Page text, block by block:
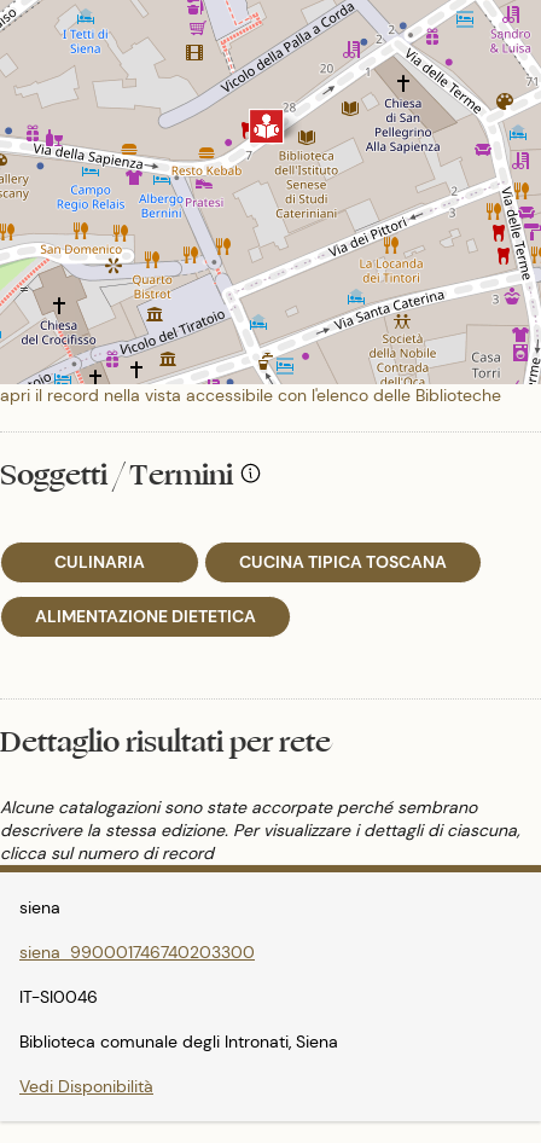
apri il record nella vista accessibile con l'elenco delle Biblioteche
Soggetti / Termini
CULINARIA CUCINA TIPICA TOSCANA
ALIMENTAZIONE DIETETICA
Dettaglio risultati per rete
Alcune catalogazioni sono state accorpate perché sembrano
descrivere la stessa edizione. Per visualizzare i dettagli di ciascuna,
clicca sul numero di record
siena
siena_990001746740203300
IT-SI0046
Biblioteca comunale degli Intronati, Siena
Vedi Disponibilità